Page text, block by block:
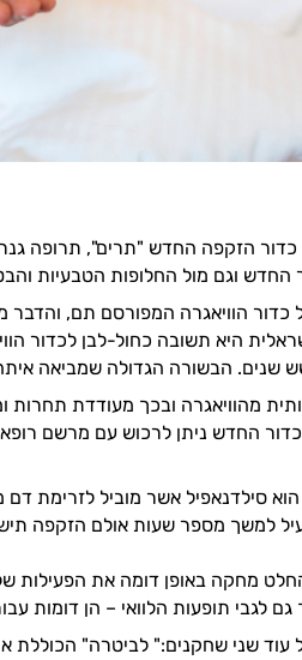
הזקפה החדש "תרים", תרופה
החדש וגם מול החלופות הטבעיות
הוויאגרה המפורסם תם, והדבר
היא תשובה כחול-לבן לכדור
שנים. הבשורה הגדולה שמביאה
מהוויאגרה ובכך מעודדת תחרות
סילדנאפיל אשר מוביל לזרימת
למשך מספר שעות אולם הזקפה
מחקה באופן דומה את הפעילות של
לגבי תופעות הלוואי – הן דומות